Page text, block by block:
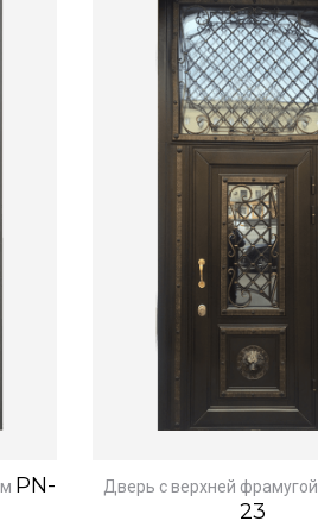
PN-
Дверь с верхней фрамугой
23